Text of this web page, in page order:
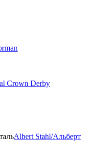
Crown Derby
Albert Stahl/Альбеpт